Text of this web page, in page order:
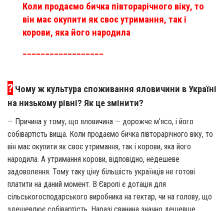
Коли продаємо бичка півторарічного віку, то
він має окупити як своє утримання, так і
корови, яка його народила
__________________
? Чому ж культура споживання яловичини в Україні
на низькому рівні? Як це змінити?
— Причина у тому, що яловичина — дорожче м’ясо, і його
собівартість вища. Коли продаємо бичка півторарічного віку, то
він має окупити як своє утримання, так і корови, яка його
народила. А утримання корови, відповідно, недешеве
задоволення. Тому таку ціну більшість українців не готові
платити на даний момент. В Європі є дотація для
сільськогосподарського виробника на гектар, чи на голову, що